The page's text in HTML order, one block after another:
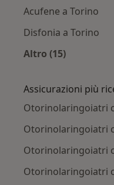
Acufene a Torino
Disfonia a Torino
Altro (15)
Assicurazioni più
Otorinolaringoiatri
Otorinolaringoiatri
Otorinolaringoiatri
Otorinolaringoiatri